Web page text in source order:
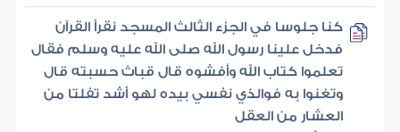
كنا جلوسا في الجزء الثالث المسجد نقرأ القرآن
فدخل علينا رسول الله صلى الله عليه وسلم فقال
تعلموا كتاب الله وأفشوه قال قباث حسبته قال
وتغنوا به فوالذي نفسي بيده لهو أشد تفلتا من
العشار من العقل